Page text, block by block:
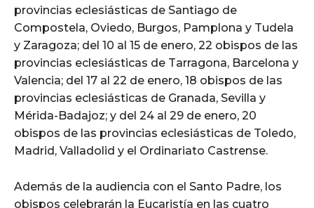
provincias eclesiásticas de Santiago de
Compostela, Oviedo, Burgos, Pamplona y Tudela
y Zaragoza; del 10 al 15 de enero, 22 obispos de las
provincias eclesiásticas de Tarragona, Barcelona y
Valencia; del 17 al 22 de enero, 18 obispos de las
provincias eclesiásticas de Granada, Sevilla y
Mérida-Badajoz; y del 24 al 29 de enero, 20
obispos de las provincias eclesiásticas de Toledo,
Madrid, Valladolid y el Ordinariato Castrense.
Además de la audiencia con el Santo Padre, los
obispos celebrarán la Eucaristía en las cuatro